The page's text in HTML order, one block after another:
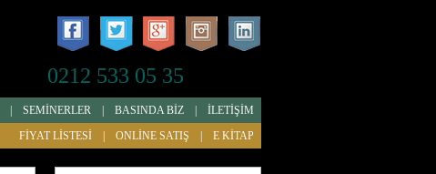
0212 533 05 35
İLETİŞİM
BASINDA BİZ
SEMİNERLER
E KİTAP
ONLİNE SATIŞ
FİYAT LİSTESİ